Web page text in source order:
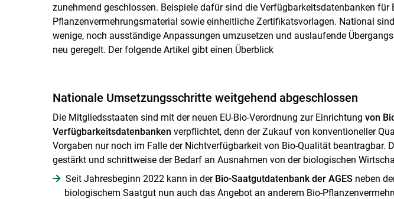
zunehmend geschlossen. Beispiele dafür sind die Verfügbarkeitsdatenbanken für
Pflanzenvermehrungsmaterial sowie einheitliche Zertifikatsvorlagen. National
wenige, noch ausständige Anpassungen umzusetzen und auslaufende
neu geregelt. Der folgende Artikel gibt einen Überblick
Nationale Umsetzungsschritte weitgehend abgeschlossen
Die Mitgliedsstaaten sind mit der neuen EU-Bio-Verordnung zur Einrichtung von
Verfügbarkeitsdatenbanken verpflichtet, denn der Zukauf von konventioneller
Vorgaben nur noch im Falle der Nichtverfügbarkeit von Bio-Qualität beantragbar.
gestärkt und schrittweise der Bedarf an Ausnahmen von der biologischen
Seit Jahresbeginn 2022 kann in der Bio-Saatgutdatenbank der AGES neben
biologischem Saatgut nun auch das Angebot an anderem Bio-